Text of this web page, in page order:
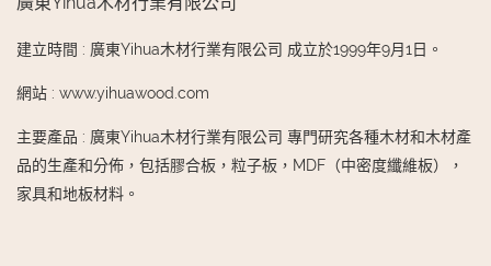
建立時間 : 廣東Yihua木材行業有限公司 成立於1999年9月1日。
網站 : www.yihuawood.com
主要產品 : 廣東Yihua木材行業有限公司 專門研究各種木材和木材產
品的生產和分佈，包括膠合板，粒子板，MDF（中密度纖維板），
家具和地板材料。